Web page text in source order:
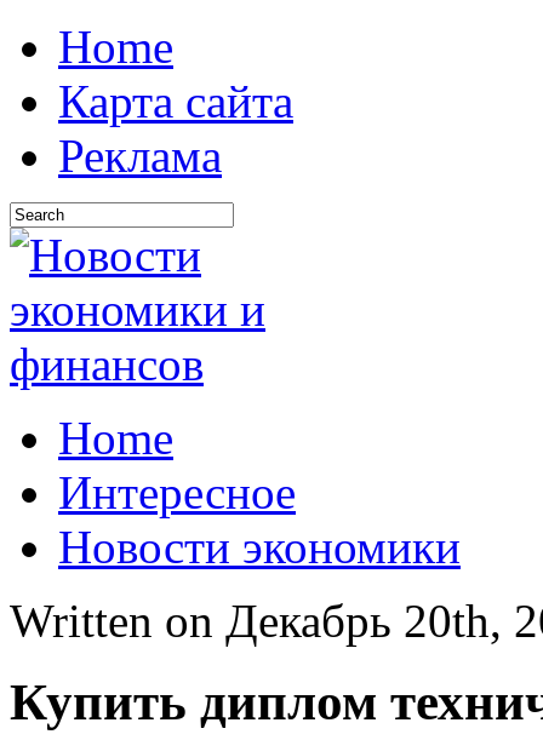
Home
Карта сайта
Реклама
Home
Интересное
Новости экономики
Written on Декабрь 20th,
Купить диплом